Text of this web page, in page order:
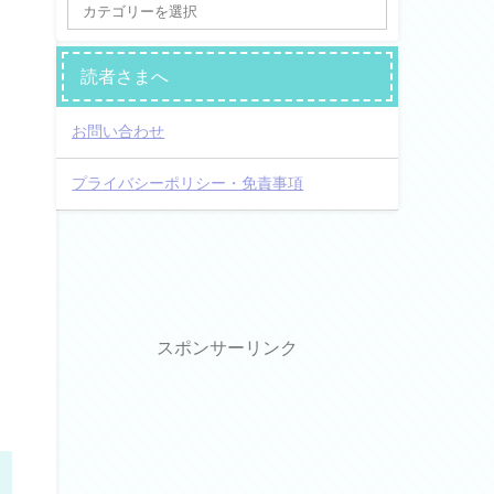
読者さまへ
お問い合わせ
プライバシーポリシー・免責事項
スポンサーリンク